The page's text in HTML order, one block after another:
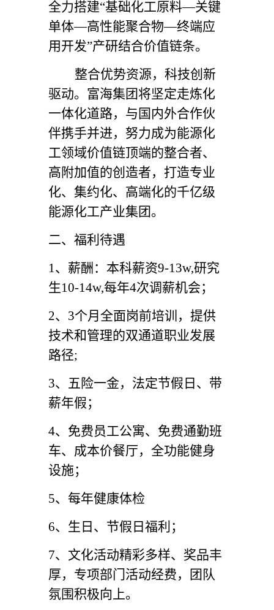
全力搭建“基础化工原料—关键
单体—高性能聚合物—终端应
用开发”产研结合价值链条。
整合优势资源，科技创新
驱动。富海集团将坚定走炼化
一体化道路，与国内外合作伙
伴携手并进，努力成为能源化
工领域价值链顶端的整合者、
高附加值的创造者，打造专业
化、集约化、高端化的千亿级
能源化工产业集团。
二、福利待遇
1、薪酬：本科薪资9-13w,研究
生10-14w,每年4次调薪机会；
2、3个月全面岗前培训，提供
技术和管理的双通道职业发展
路径;
3、五险一金，法定节假日、带
薪年假；
4、免费员工公寓、免费通勤班
车、成本价餐厅，全功能健身
设施；
5、每年健康体检
6、生日、节假日福利；
7、文化活动精彩多样、奖品丰
厚，专项部门活动经费，团队
氛围积极向上。